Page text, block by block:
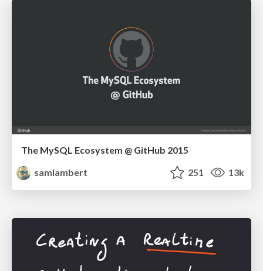
The MySQL Ecosystem @ GitHub 2015
samlambert
251 13k